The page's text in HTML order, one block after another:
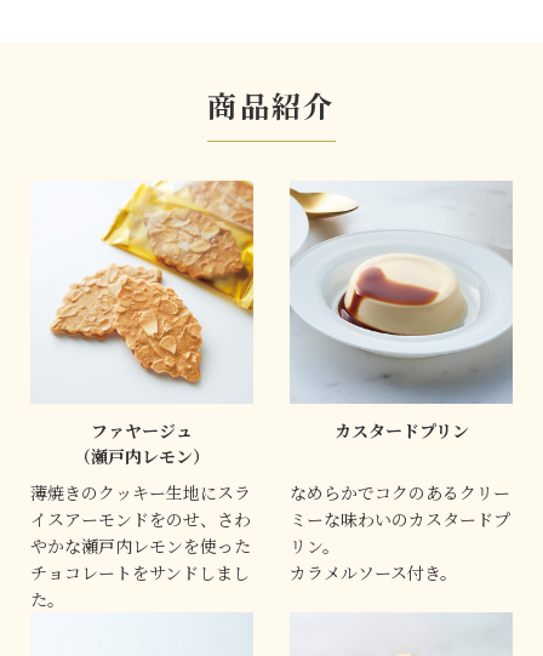
商品紹介
ファヤージュ
（瀬戸内レモン）
薄焼きのクッキー生地にスラ
イスアーモンドをのせ、さわ
やかな瀬戸内レモンを使った
チョコレートをサンドしまし
た。
カスタードプリン
なめらかでコクのあるクリー
ミーな味わいのカスタードプ
リン。
カラメルソース付き。